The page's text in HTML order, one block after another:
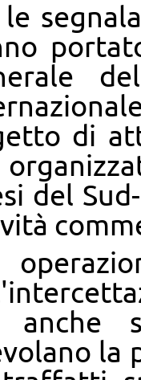
le
di
del
anche
la